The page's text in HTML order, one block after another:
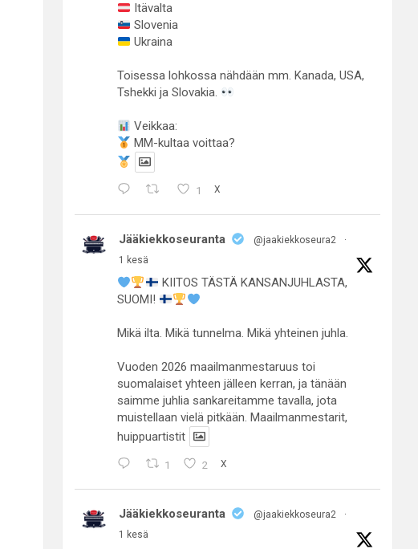
Itävalta
Slovenia
Ukraina
Toisessa lohkossa nähdään mm. Kanada, USA,
Tshekki ja Slovakia.
Veikkaa:
MM-kultaa voittaa?
1 X
Jääkiekkoseuranta @jaakiekkoseura2
·
1 kesä
KIITOS TÄSTÄ KANSANJUHLASTA,
SUOMI!
Mikä ilta. Mikä tunnelma. Mikä yhteinen juhla.
Vuoden 2026 maailmanmestaruus toi
suomalaiset yhteen jälleen kerran, ja tänään
saimme juhlia sankareitamme tavalla, jota
muistellaan vielä pitkään. Maailmanmestarit,
huippuartistit
1 2 X
Jääkiekkoseuranta @jaakiekkoseura2
·
1 kesä